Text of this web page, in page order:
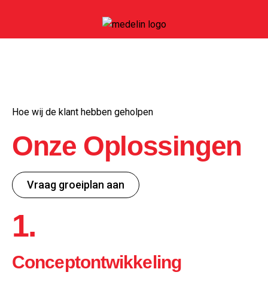
Hoe wij de klant hebben geholpen
Onze Oplossingen
Vraag groeiplan aan
1.
Conceptontwikkeling